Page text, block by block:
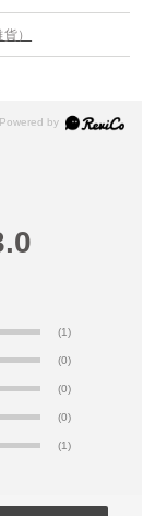
）
(1)
(0)
(0)
(0)
(1)